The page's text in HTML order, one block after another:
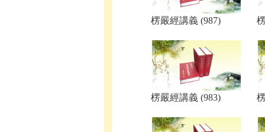
楞嚴經講義 (987)
楞嚴經講義 (983)